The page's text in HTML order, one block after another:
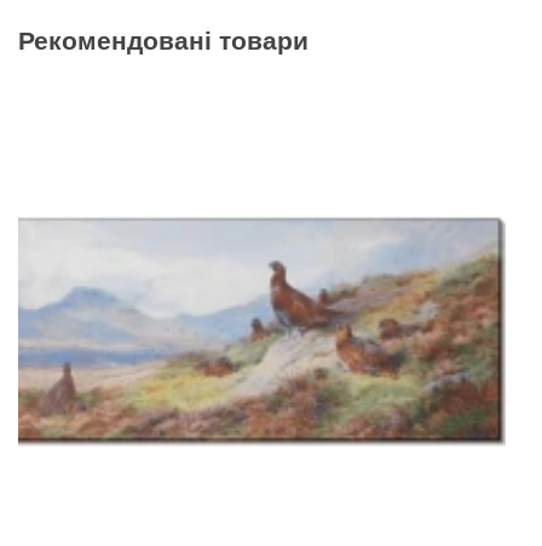
Рекомендовані товари